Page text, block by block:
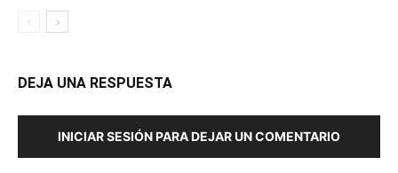
DEJA UNA RESPUESTA
INICIAR SESIÓN PARA DEJAR UN COMENTARIO